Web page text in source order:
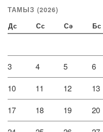
ТАМЫЗ (2026)
Дс Сс Сә Бс
3 4 5 6
10 11 12 13
17 18 19 20